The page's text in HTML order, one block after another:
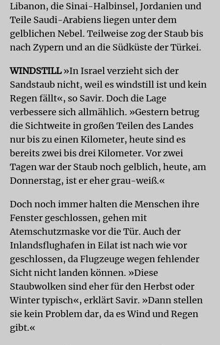
Libanon, die Sinai-Halbinsel, Jordanien und
Teile Saudi-Arabiens liegen unter dem
gelblichen Nebel. Teilweise zog der Staub bis
nach Zypern und an die Südküste der Türkei.
WINDSTILL»In Israel verzieht sich der
Sandstaub nicht, weil es windstill ist und kein
Regen fällt«, so Savir. Doch die Lage
verbessere sich allmählich. »Gestern betrug
die Sichtweite in großen Teilen des Landes
nur bis zu einen Kilometer, heute sind es
bereits zwei bis drei Kilometer. Vor zwei
Tagen war der Staub noch gelblich, heute, am
Donnerstag, ist er eher grau-weiß.«
Doch noch immer halten die Menschen ihre
Fenster geschlossen, gehen mit
Atemschutzmaske vor die Tür. Auch der
Inlandsflughafen in Eilat ist nach wie vor
geschlossen, da Flugzeuge wegen fehlender
Sicht nicht landen können. »Diese
Staubwolken sind eher für den Herbst oder
Winter typisch«, erklärt Savir. »Dann stellen
sie kein Problem dar, da es Wind und Regen
gibt.«